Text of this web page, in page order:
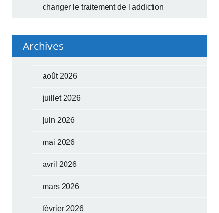
changer le traitement de l’addiction
Archives
août 2026
juillet 2026
juin 2026
mai 2026
avril 2026
mars 2026
février 2026